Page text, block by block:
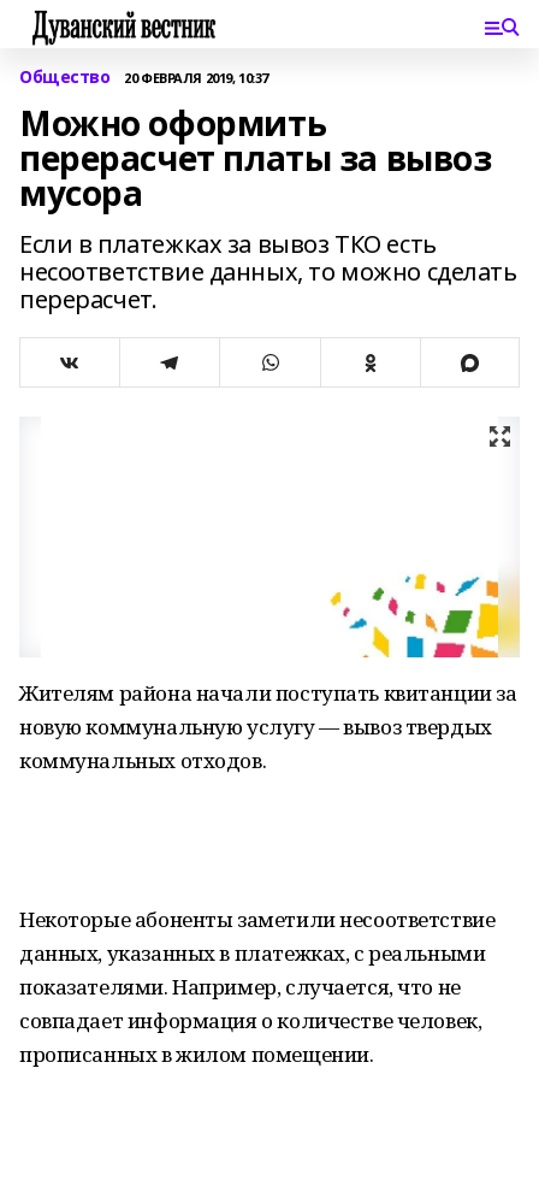
Общество 20 ФЕВРАЛЯ 2019, 10:37
Можно оформить
перерасчет платы за вывоз
мусора
Если в платежках за вывоз ТКО есть
несоответствие данных, то можно сделать
перерасчет.
Жителям района начали поступать квитанции за
новую коммунальную услугу — вывоз твердых
коммунальных отходов.
Некоторые абоненты заметили несоответствие
данных, указанных в платежках, с реальными
показателями. Например, случается, что не
совпадает информация о количестве человек,
прописанных в жилом помещении.